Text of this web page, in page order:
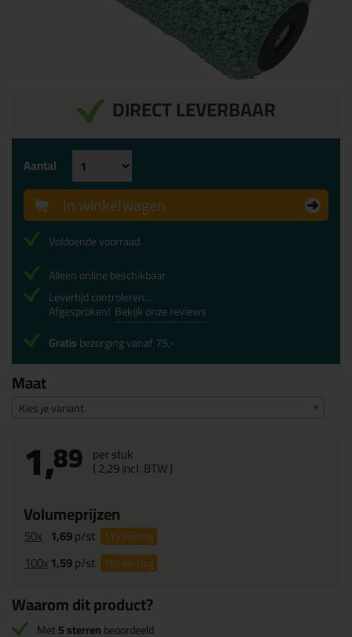
DIRECT LEVERBAAR
Maat
Kies je variant
1,89 per stuk
(2,29incl. BTW )
Volumeprijzen
50x 1,69p/st 11%korting
100x1,59p/st 16%korting
Aantal
In winkelwagen
Voldoende voorraad
Alleen online beschikbaar
Levertijd controleren...
Afgesproken! Bekijk onze reviews
Gratisbezorging vanaf 75,-
Waarom dit product?
Met5 sterrenbeoordeeld